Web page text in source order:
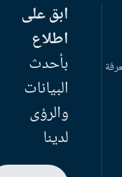
ابق على
اطلاع
بأحدث
البيانات
والرؤى
لدينا